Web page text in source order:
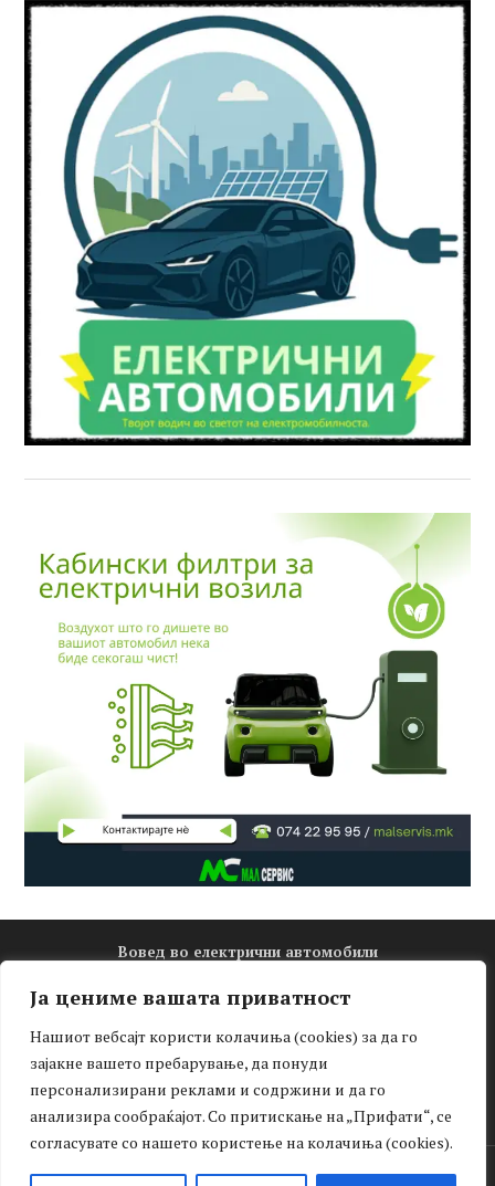
Ја цениме вашата приватност
Нашиот вебсајт користи колачиња (cookies) за да го
зајакне вашето пребарување, да понуди
персонализирани реклами и содржини и да го
анализира сообраќајот. Со притискање на „Прифати“, се
согласувате со нашето користење на колачиња (cookies).
Вовед во електрични автомобили
Новости
Зелена мобилност
Тест-драјв